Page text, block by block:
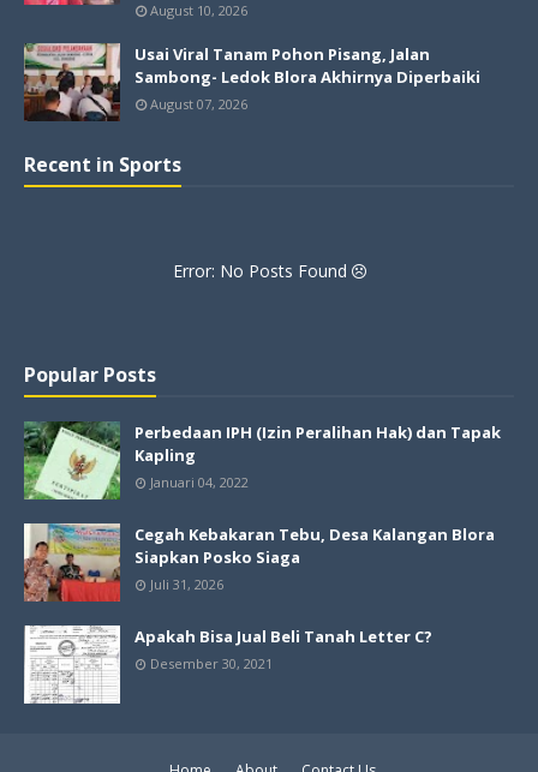
August 10, 2026
Usai Viral Tanam Pohon Pisang, Jalan
Sambong- Ledok Blora Akhirnya Diperbaiki
August 07, 2026
Recent in Sports
Error: No Posts Found
Popular Posts
Perbedaan IPH (Izin Peralihan Hak) dan Tapak
Kapling
Januari 04, 2022
Cegah Kebakaran Tebu, Desa Kalangan Blora
Siapkan Posko Siaga
Juli 31, 2026
Apakah Bisa Jual Beli Tanah Letter C?
Desember 30, 2021